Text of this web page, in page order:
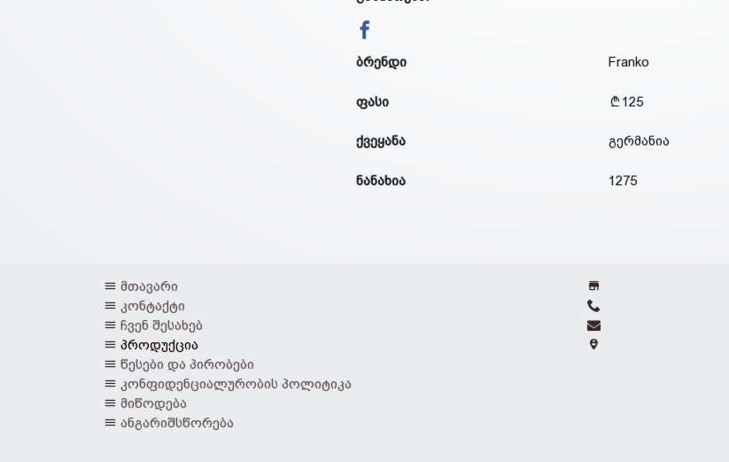
ბრენდი Franko
ფასი 125
ქვეყანა გერმანია
ნანახია 1275
მთავარი
კონტაქტი
ჩვენ შესახებ
პროდუქცია
წესები და პირობები
კონფიდენციალურობის პოლიტიკა
მიწოდება
ანგარიშსწორება